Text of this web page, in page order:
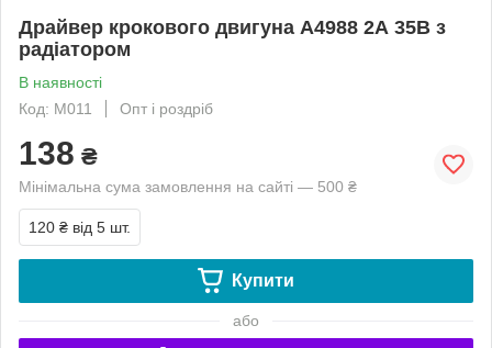
Драйвер крокового двигуна A4988 2А 35В з
радіатором
В наявності
Код: M011
Опт і роздріб
138 ₴
Мінімальна сума замовлення на сайті — 500 ₴
120 ₴ від 5 шт.
Купити
або